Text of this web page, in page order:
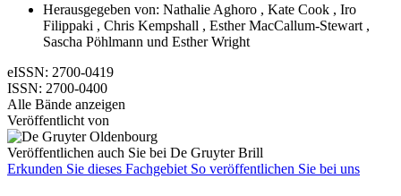
Herausgegeben von: Nathalie Aghoro , Kate Cook , Iro
Filippaki , Chris Kempshall , Esther MacCallum-Stewart ,
Sascha Pöhlmann und Esther Wright
eISSN: 2700-0419
ISSN: 2700-0400
Alle Bände anzeigen
Veröffentlicht von
Veröffentlichen auch Sie bei De Gruyter Brill
Erkunden Sie dieses Fachgebiet So veröffentlichen Sie bei uns